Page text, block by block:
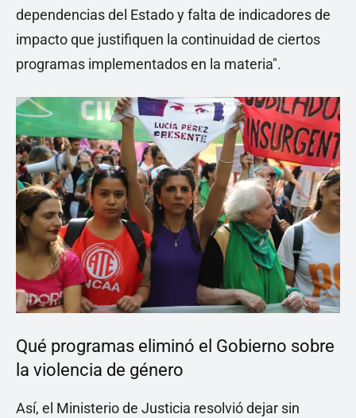
dependencias del Estado y falta de indicadores de
impacto que justifiquen la continuidad de ciertos
programas implementados en la materia".
Qué programas eliminó el Gobierno sobre
la violencia de género
Así, el Ministerio de Justicia resolvió dejar sin